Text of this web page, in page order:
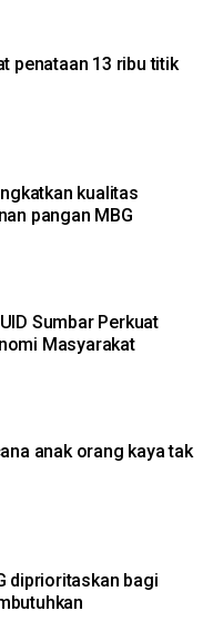
penataan 13 ribu titik
kualitas
pangan MBG
Sumbar Perkuat
Masyarakat
anak orang kaya tak
diprioritaskan bagi